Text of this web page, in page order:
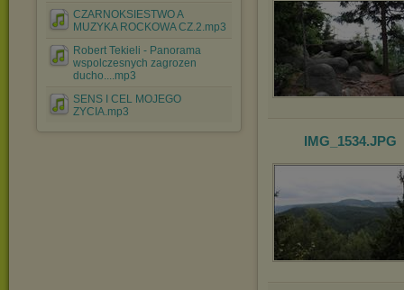
CZARNOKSIESTWO A
MUZYKA ROCKOWA CZ.2.mp3
Robert Tekieli - Panorama
wspolczesnych zagrozen
ducho....mp3
SENS I CEL MOJEGO
ZYCIA.mp3
IMG_1534.JPG